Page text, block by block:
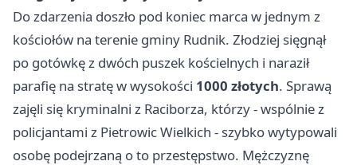
Do zdarzenia doszło pod koniec marca w jednym z
kościołów na terenie gminy Rudnik. Złodziej sięgnął
po gotówkę z dwóch puszek kościelnych i naraził
parafię na stratę w wysokości 1000 złotych. Sprawą
zajęli się kryminalni z Raciborza, którzy - wspólnie z
policjantami z Pietrowic Wielkich - szybko wytypowali
osobę podejrzaną o to przestępstwo. Mężczyznę